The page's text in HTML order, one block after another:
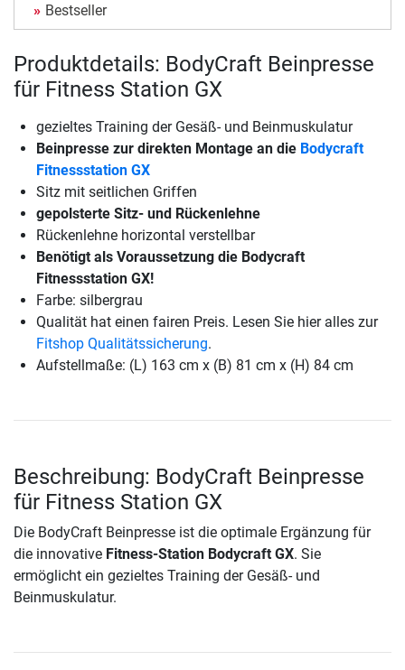
Bestseller
Produktdetails: BodyCraft Beinpresse
für Fitness Station GX
gezieltes Training der Gesäß- und Beinmuskulatur
Beinpresse zur direkten Montage an die Bodycraft
Fitnessstation GX
Sitz mit seitlichen Griffen
gepolsterte Sitz- und Rückenlehne
Rückenlehne horizontal verstellbar
Benötigt als Voraussetzung die Bodycraft
Fitnessstation GX!
Farbe: silbergrau
Qualität hat einen fairen Preis. Lesen Sie hier alles zur
Fitshop Qualitätssicherung.
Aufstellmaße: (L) 163 cm x (B) 81 cm x (H) 84 cm
Beschreibung: BodyCraft Beinpresse
für Fitness Station GX
Die BodyCraft Beinpresse ist die optimale Ergänzung für
die innovative Fitness-Station Bodycraft GX. Sie
ermöglicht ein gezieltes Training der Gesäß- und
Beinmuskulatur.